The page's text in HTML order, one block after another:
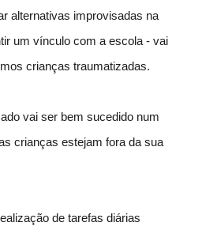
alternativas improvisadas na
um vínculo com a escola - vai
crianças traumatizadas.
vai ser bem sucedido num
crianças estejam fora da sua
de tarefas diárias